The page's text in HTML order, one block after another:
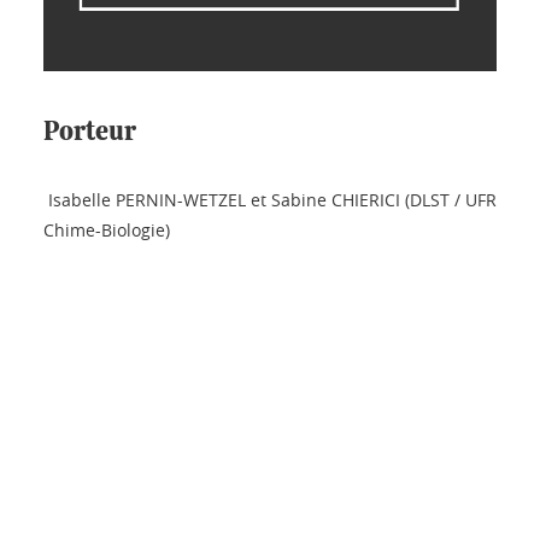
Porteur
Isabelle PERNIN-WETZEL et Sabine CHIERICI (DLST / UFR
Chime-Biologie)